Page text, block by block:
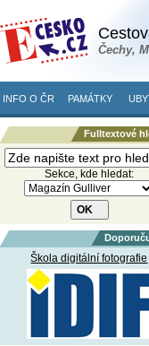
Čechy,
INFO O ČR PAMÁTKY
Fulltextové
Sekce, kde hledat:
Škola digitální fotografie